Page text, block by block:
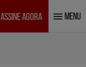
ASSINE AGORA MENU